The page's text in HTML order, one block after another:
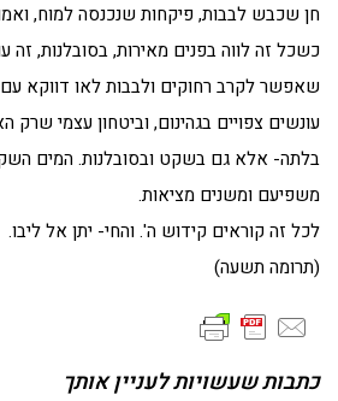
חן שכבש לבבות, פיקחות שנכנסה למוח,
כשכל זה לווה בפנים מאירות, בסובלנות,
שאפשר לקרב רחוקים ולבבות לאו דווקא עם
עונשים צפויים בגהינום, וביטחון עצמי שרק
בלתה- אלא גם בשקט ובסובלנות. המים
משפיעם ומשנים מציאות.
לכל זה קוראים קידוש ה'. והחי- יתן אל ליבו.
(תרומה תשעה)
כתבות שעשויות לעניין אותך